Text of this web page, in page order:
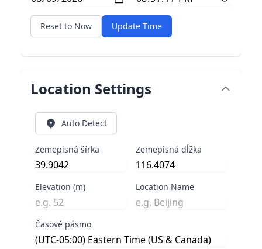
Reset to Now Update Time
Location Settings
Auto Detect
Zemepisná šírka Zemepisná dĺžka
Elevation (m) Location Name
Časové pásmo